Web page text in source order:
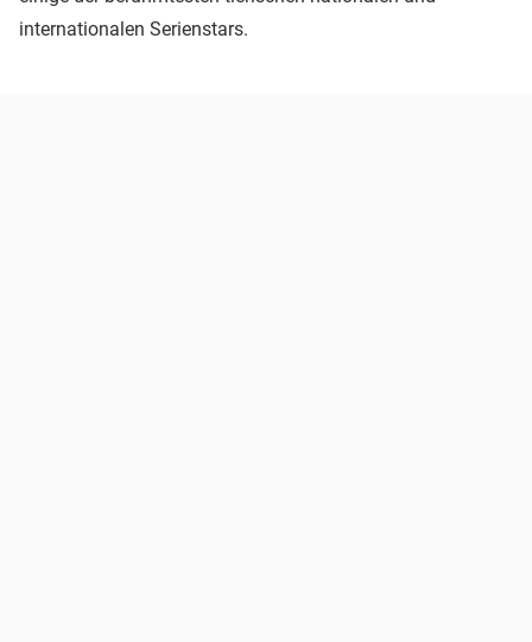
internationalen Serienstars.